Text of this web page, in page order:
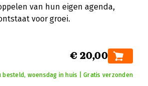
van hun eigen agenda,
voor groei.
€ 20,00
besteld, woensdag in huis | Gratis verzonden